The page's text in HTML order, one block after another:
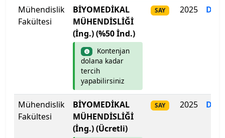
Mühendislik
Fakültesi
BİYOMEDİKAL
MÜHENDİSLİĞİ
(İng.) (%50 İnd.)
Kontenjan
dolana kadar
tercih
yapabilirsiniz
SAY 2025
Mühendislik
Fakültesi
BİYOMEDİKAL
MÜHENDİSLİĞİ
(İng.) (Ücretli)
SAY 2025